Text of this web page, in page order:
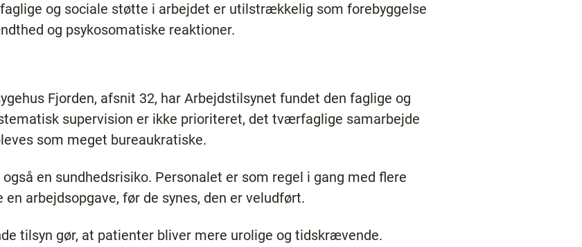
og sociale støtte i arbejdet er utilstrækkelig som forebyggelse
og psykosomatiske reaktioner.
Fjorden, afsnit 32, har Arbejdstilsynet fundet den faglige og
supervision er ikke prioriteret, det tværfaglige samarbejde
som meget bureaukratiske.
en sundhedsrisiko. Personalet er som regel i gang med flere
arbejdsopgave, før de synes, den er veludført.
tilsyn gør, at patienter bliver mere urolige og tidskrævende.